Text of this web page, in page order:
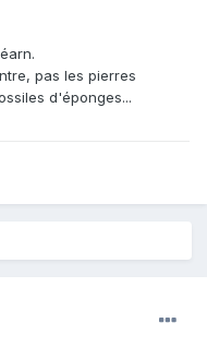
pas les pierres
d'éponges...